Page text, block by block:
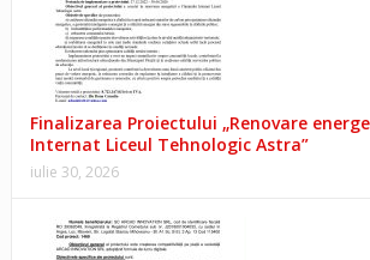
Finalizarea Proiectului „Renovare
Internat Liceul Tehnologic Astra”
iulie 30, 2026